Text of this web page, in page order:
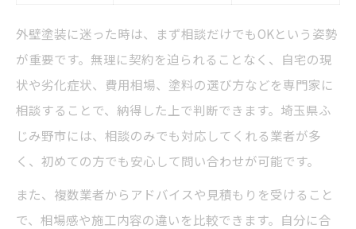
外壁塗装に迷った時は、まず相談だけでもOKという姿勢
が重要です。無理に契約を迫られることなく、自宅の現
状や劣化症状、費用相場、塗料の選び方などを専門家に
相談することで、納得した上で判断できます。埼玉県ふ
じみ野市には、相談のみでも対応してくれる業者が多
く、初めての方でも安心して問い合わせが可能です。
また、複数業者からアドバイスや見積もりを受けること
で、相場感や施工内容の違いを比較できます。自分に合